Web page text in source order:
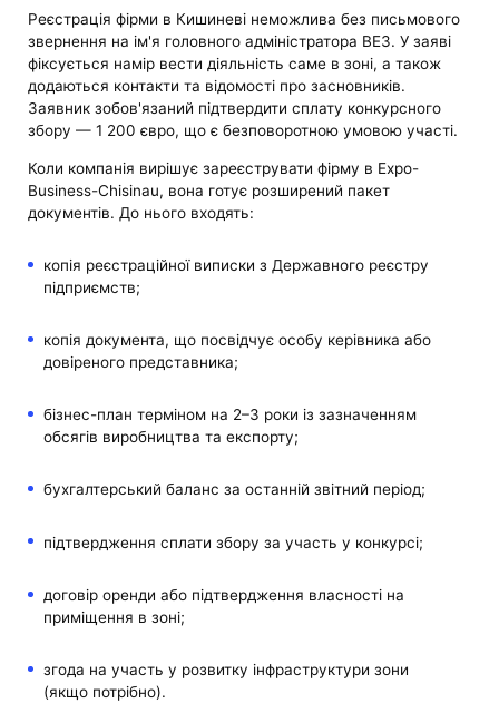
Реєстрація фірми в Кишиневі неможлива без письмового
звернення на ім'я головного адміністратора ВЕЗ. У заяві
фіксується намір вести діяльність саме в зоні, а також
додаються контакти та відомості про засновників.
Заявник зобов'язаний підтвердити сплату конкурсного
збору — 1 200 євро, що є безповоротною умовою участі.
Коли компанія вирішує зареєструвати фірму в Expo-
Business-Chisinau, вона готує розширений пакет
документів. До нього входять:
копія реєстраційної виписки з Державного реєстру
підприємств;
копія документа, що посвідчує особу керівника або
довіреного представника;
бізнес-план терміном на 2–3 роки із зазначенням
обсягів виробництва та експорту;
бухгалтерський баланс за останній звітний період;
підтвердження сплати збору за участь у конкурсі;
договір оренди або підтвердження власності на
приміщення в зоні;
згода на участь у розвитку інфраструктури зони
(якщо потрібно).